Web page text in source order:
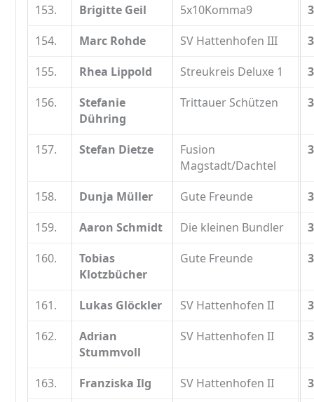
153.
Brigitte Geil 5x10Komma9
154.
Marc Rohde SV Hattenhofen III
155.
Rhea Lippold Streukreis Deluxe 1
156.
Stefanie
Dühring
Trittauer Schützen
157. Stefan Dietze
Fusion
Magstadt/Dachtel
158. Dunja Müller Gute Freunde
159.
Aaron Schmidt Die kleinen Bundler
160.
Tobias
Klotzbücher
Gute Freunde
161. Lukas Glöckler SV Hattenhofen II
162.
Adrian
Stummvoll
SV Hattenhofen II
163. Franziska Ilg SV Hattenhofen II